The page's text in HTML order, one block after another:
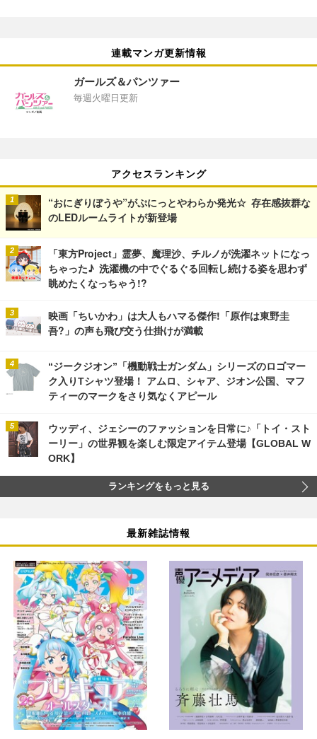
連載マンガ更新情報
ガールズ＆パンツァー
毎週火曜日更新
アクセスランキング
“おにぎりぼうや”がぷにっとやわらか発光☆ 存在感抜群な
のLEDルームライトが新登場
「東方Project」霊夢、魔理沙、チルノが洗濯ネットになっ
ちゃった♪ 洗濯機の中でぐるぐる回転し続ける姿を思わず
眺めたくなっちゃう!?
映画「ちいかわ」は大人もハマる傑作!「原作は東野圭
吾?」の声も飛び交う仕掛けが満載
“ジークジオン”「機動戦士ガンダム」シリーズのロゴマー
ク入りTシャツ登場！ アムロ、シャア、ジオン公国、マフ
ティーのマークをさり気なくアピール
ウッディ、ジェシーのファッションを日常に♪「トイ・スト
ーリー」の世界観を楽しむ限定アイテム登場【GLOBAL W
ORK】
ランキングをもっと見る
最新雑誌情報